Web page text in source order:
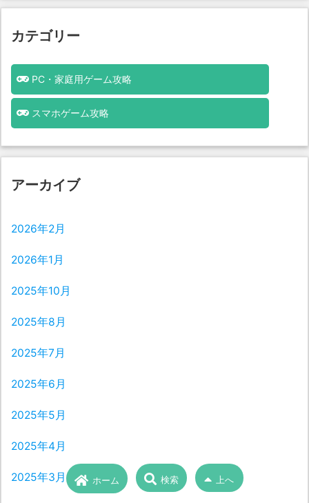
カテゴリー
PC・家庭用ゲーム攻略
スマホゲーム攻略
アーカイブ
2026年2月
2026年1月
2025年10月
2025年8月
2025年7月
2025年6月
2025年5月
2025年4月
2025年3月 ホーム 検索 上へ